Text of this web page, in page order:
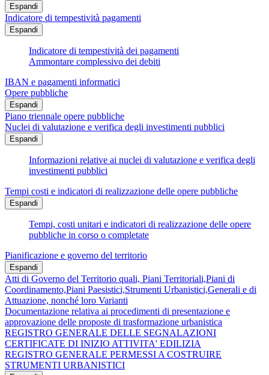
Espandi
Indicatore di tempestività pagamenti
Espandi
Indicatore di tempestività dei pagamenti
Ammontare complessivo dei debiti
IBAN e pagamenti informatici
Opere pubbliche
Espandi
Piano triennale opere pubbliche
Nuclei di valutazione e verifica degli investimenti pubblici
Espandi
Informazioni relative ai nuclei di valutazione e verifica degli
investimenti pubblici
Tempi costi e indicatori di realizzazione delle opere pubbliche
Espandi
Tempi, costi unitari e indicatori di realizzazione delle opere
pubbliche in corso o completate
Pianificazione e governo del territorio
Espandi
Atti di Governo del Territorio quali, Piani Territoriali,Piani di
Coordinamento,Piani Paesistici,Strumenti Urbanistici,Generali e di
Attuazione, nonché loro Varianti
Documentazione relativa ai procedimenti di presentazione e
approvazione delle proposte di trasformazione urbanistica
REGISTRO GENERALE DELLE SEGNALAZIONI
CERTIFICATE DI INIZIO ATTIVITA' EDILIZIA
REGISTRO GENERALE PERMESSI A COSTRUIRE
STRUMENTI URBANISTICI